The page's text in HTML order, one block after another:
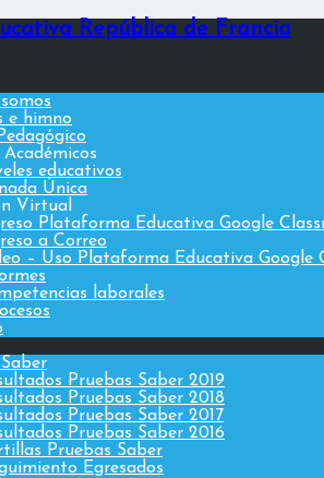
e himno
Académicos
educativos
Única
Virtual
Plataforma Educativa Google
a Correo
– Uso Plataforma Educativa Google
laborales
Pruebas Saber 2019
Pruebas Saber 2018
Pruebas Saber 2017
Pruebas Saber 2016
Pruebas Saber
Egresados